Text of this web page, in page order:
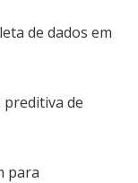
de dados em
de
para